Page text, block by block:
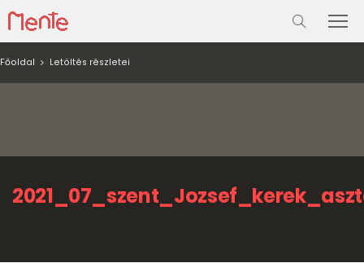
Főoldal Letöltés részletei